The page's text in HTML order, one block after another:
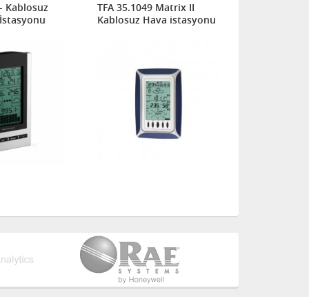
Kablosuz
TFA 35.1049 Matrix II
Kablosuz Hava istasyonu